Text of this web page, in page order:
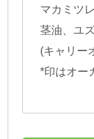
マカミツ
茎油、ユ
(キャリー
*印はオー